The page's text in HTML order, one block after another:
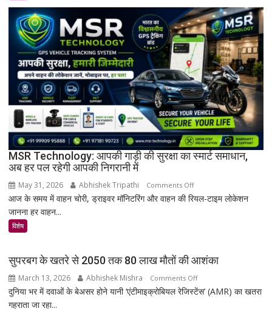
इतिहास
का
अनमोल
खजाना,
375
वर्ष
पुरानी
तालपत्र
पांडुलिपि
सहित
38
दुर्लभ
MSR Technology: आपकी गाड़ी की सुरक्षा का स्मार्ट समाधान,
अब हर पल रहेगी आपकी निगरानी में
May 31, 2026 Abhishek Tripathi Comments Offon
MSR
सुरक्षा
का
स्मार्ट
आज के समय में वाहन चोरी, ड्राइवर मॉनिटरिंग और वाहन की रियल-टाइम लोकेशन
जानना हर वाहन...
विशेष
सुपरबग के खतरे से 2050 तक 80 लाख मौतों की आशंका
March 13, 2026 Abhishek Mishra Comments Offon
सुपरबग
दुनिया भर में दवाओं के बेअसर होने यानी ‘एंटीमाइक्रोबियल रेजिस्टेंस’ (AMR) का खतरा
गहराता जा रहा...